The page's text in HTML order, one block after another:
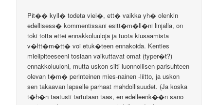
Pit�� kyll� todeta viel�, ett� vaikka yh� olenkin
edellisess� kommentissani esitt�m�ll�ni linjalla, on
toki totta ettei ennakkoluuloja ja tuota kiusaamista
v�ltt�m�tt� voi etuk�teen ennakoida. Kenties
mielipiteeseeni tosiaan vaikuttavat omat (typer�t?)
ennakkoluuloni, mutta uskon silti luonnollisen parisuhteen
olevan t�m� perinteinen mies-nainen -liitto, ja uskon
sen takaavan lapselle parhaat mahdollisuudet. (Ja koska
t�h�n taatusti tartutaan taas, en edelleenk��n sano